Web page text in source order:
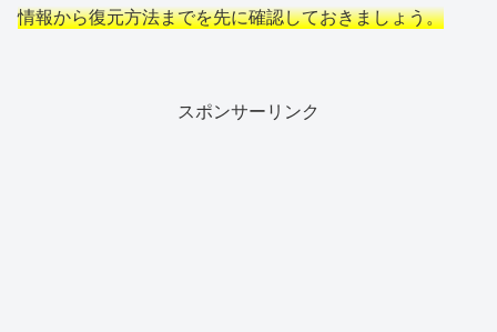
情報から復元方法までを先に確認しておきましょう。
スポンサーリンク